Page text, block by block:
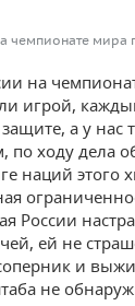
чемпионате мира
на
игрой,
а у нас
по ходу дела
наций этого
России
ей не
и
не